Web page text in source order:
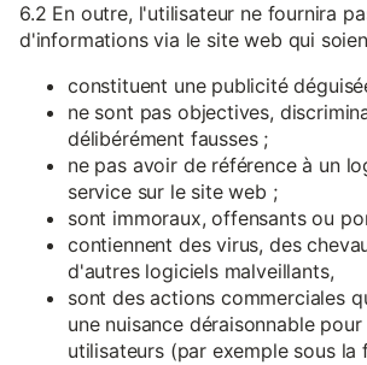
6.2 En outre, l'utilisateur ne fournira
d'informations via le site web qui
constituent une publicité
ne sont pas objectives,
délibérément fausses ;
ne pas avoir de référence à un
service sur le site web ;
sont immoraux, offensants ou
contiennent des virus, des
d'autres logiciels malveillants,
sont des actions commerciales
une nuisance déraisonnable
utilisateurs (par exemple sous la